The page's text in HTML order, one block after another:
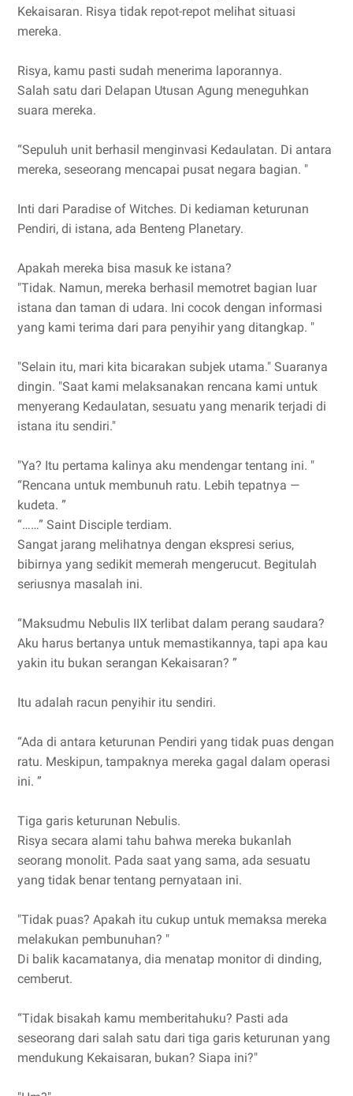
Kekaisaran. Risya tidak repot-repot melihat situasi
mereka.
Risya, kamu pasti sudah menerima laporannya.
Salah satu dari Delapan Utusan Agung meneguhkan
suara mereka.
“Sepuluh unit berhasil menginvasi Kedaulatan. Di antara
mereka, seseorang mencapai pusat negara bagian. "
Inti dari Paradise of Witches. Di kediaman keturunan
Pendiri, di istana, ada Benteng Planetary.
Apakah mereka bisa masuk ke istana?
"Tidak. Namun, mereka berhasil memotret bagian luar
istana dan taman di udara. Ini cocok dengan informasi
yang kami terima dari para penyihir yang ditangkap. "
"Selain itu, mari kita bicarakan subjek utama." Suaranya
dingin. "Saat kami melaksanakan rencana kami untuk
menyerang Kedaulatan, sesuatu yang menarik terjadi di
istana itu sendiri."
"Ya? Itu pertama kalinya aku mendengar tentang ini. "
“Rencana untuk membunuh ratu. Lebih tepatnya —
kudeta. ”
“……” Saint Disciple terdiam.
Sangat jarang melihatnya dengan ekspresi serius,
bibirnya yang sedikit memerah mengerucut. Begitulah
seriusnya masalah ini.
“Maksudmu Nebulis IIX terlibat dalam perang saudara?
Aku harus bertanya untuk memastikannya, tapi apa kau
yakin itu bukan serangan Kekaisaran? ”
Itu adalah racun penyihir itu sendiri.
“Ada di antara keturunan Pendiri yang tidak puas dengan
ratu. Meskipun, tampaknya mereka gagal dalam operasi
ini. ”
Tiga garis keturunan Nebulis.
Risya secara alami tahu bahwa mereka bukanlah
seorang monolit. Pada saat yang sama, ada sesuatu
yang tidak benar tentang pernyataan ini.
"Tidak puas? Apakah itu cukup untuk memaksa mereka
melakukan pembunuhan? "
Di balik kacamatanya, dia menatap monitor di dinding,
cemberut.
“Tidak bisakah kamu memberitahuku? Pasti ada
seseorang dari salah satu dari tiga garis keturunan yang
mendukung Kekaisaran, bukan? Siapa ini?"